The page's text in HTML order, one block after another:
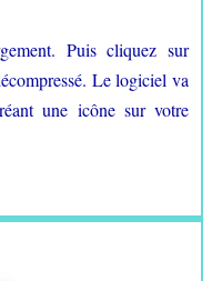
Puis cliquez sur
Le logiciel va
une icône sur votre